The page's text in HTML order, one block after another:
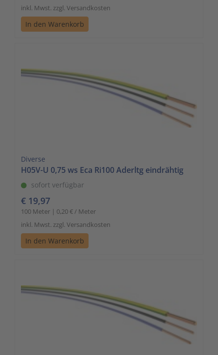
inkl. Mwst. zzgl. Versandkosten
In den Warenkorb
Diverse
H05V-U 0,75 ws Eca Ri100 Aderltg eindrähtig
sofort verfügbar
€ 19,97
100 Meter | 0,20 € / Meter
inkl. Mwst. zzgl. Versandkosten
In den Warenkorb